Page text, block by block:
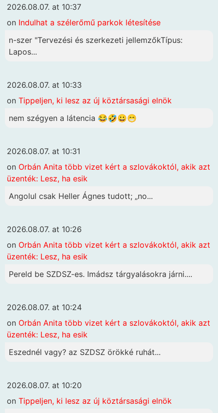
2026.08.07. at 10:37
on Indulhat a szélerőmű parkok létesítése
n-szer "Tervezési és szerkezeti jellemzőkTípus:
Lapos...
2026.08.07. at 10:33
on Tippeljen, ki lesz az új köztársasági elnök
nem szégyen a látencia 😂🤣😀😁
2026.08.07. at 10:31
on Orbán Anita több vizet kért a szlovákoktól, akik azt
üzenték: Lesz, ha esik
Angolul csak Heller Ágnes tudott; „no...
2026.08.07. at 10:26
on Orbán Anita több vizet kért a szlovákoktól, akik azt
üzenték: Lesz, ha esik
Pereld be SZDSZ-es. Imádsz tárgyalásokra járni....
2026.08.07. at 10:24
on Orbán Anita több vizet kért a szlovákoktól, akik azt
üzenték: Lesz, ha esik
Eszednél vagy? az SZDSZ örökké ruhát...
2026.08.07. at 10:20
on Tippeljen, ki lesz az új köztársasági elnök